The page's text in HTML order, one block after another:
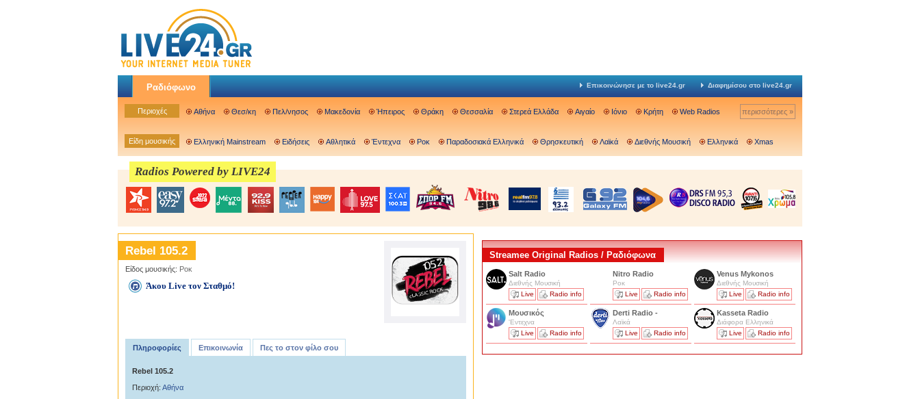
Ραδιόφωνο Επικοινώνησε με το live24.gr Διαφημίσου στο live24.gr
Περιοχές Αθήνα Θεσ/κη Πελ/νησος Μακεδονία Ήπειρος Θράκη Θεσσαλία Στερεά Ελλάδα Αιγαίο Ιόνιο Κρήτη Web Radios περισσότερες »
Είδη μουσικής Ελληνική Mainstream Ειδήσεις Αθλητικά Έντεχνα Ροκ Παραδοσιακά Ελληνικά Θρησκευτική Λαϊκά Διεθνής Μουσική Ελληνικά Xmas
Radios Powered by LIVE24
Rebel 105.2
Είδος μουσικής: Ροκ
Άκου Live τον Σταθμό!
Πληροφορίες Επικοινωνία Πες το στον φίλο σου
Rebel 105.2
Περιοχή: Αθήνα
Streamee Original Radios / Ραδιόφωνα
Salt Radio
Διεθνής Μουσική
Live
Radio info
Nitro Radio
Ροκ
Live
Radio info
Venus Mykonos
Διεθνής Μουσική
Live
Radio info
Μουσικός
'Εντεχνα
Live
Radio info
Derti Radio -
Λαϊκά
Live
Radio info
Kasseta Radio
Διάφορα Ελληνικά
Live
Radio info